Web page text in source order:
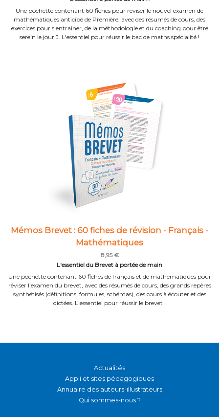
Une pochette contenant 60 fiches pour réviser le nouvel examen de
mathématiques anticipé de Première, avec des résumés de cours, des
exercices pour s'entraîner, de la méthodologie et du coaching pour être
serein le jour J. L'essentiel pour réussir le bac de maths spécialité !
Mémos Brevet : 60 fiches de révision - Français -
Mathématiques
8,95 €
L'essentiel du Brevet à portée de main
Une pochette contenant 60 fiches de français et de mathématiques pour
réviser l'examen du brevet, avec des résumés de cours, des grands repères
synthétisés (définitions, formules, schémas), des cours à écouter et des
dictées. L'essentiel pour réussir le brevet !
Actualités
Appli et sites pédagogiques
Annuaire des auteurs-illustrateurs
Qui sommes-nous ?